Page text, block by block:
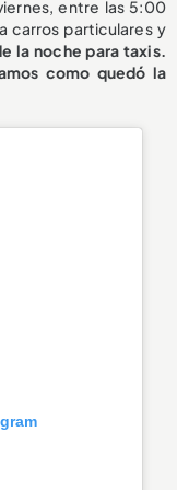
entre las 5:00
carros particulares y
la noche para taxis.
como quedó la